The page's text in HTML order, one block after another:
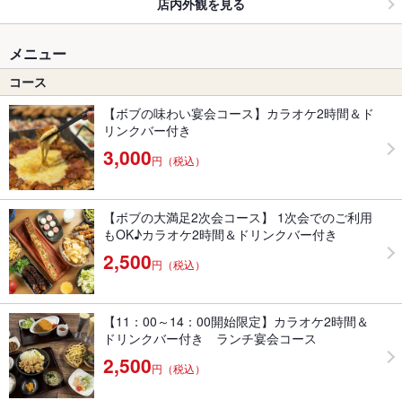
メニュー
コース
【ボブの味わい宴会コース】カラオケ2時間＆ド
リンクバー付き
3,000円（税込）
【ボブの大満足2次会コース】 1次会でのご利用
もOK♪カラオケ2時間＆ドリンクバー付き
2,500円（税込）
【11：00～14：00開始限定】カラオケ2時間＆
ドリンクバー付き ランチ宴会コース
2,500円（税込）